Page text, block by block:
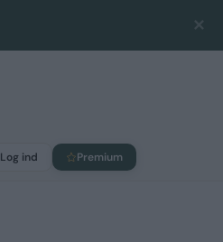
Log ind Premium
✕